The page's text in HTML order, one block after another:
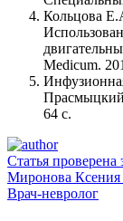
Кольцова
Medicum.
64 с.
Статья проверена
Миронова Ксения
Врач-невролог